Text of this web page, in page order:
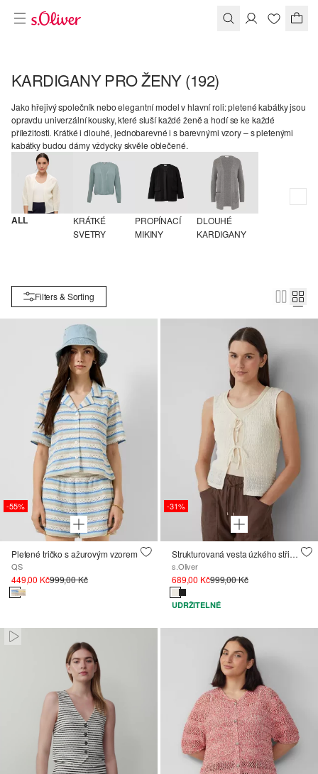
KARDIGANY PRO ŽENY(192)
Jako hřejivý společník nebo elegantní model v hlavní roli: pletené kabátky jsou
opravdu univerzální kousky, které sluší každé ženě a hodí se ke každé
příležitosti. Krátké i dlouhé, jednobarevné i s barevnými vzory – s pletenými
kabátky budou dámy vždycky skvěle oblečené.
ALL
KRÁTKÉ
SVETRY
PROPÍNACÍ
MIKINY
DLOUHÉ
KARDIGANY
Filters & Sorting
-55%
Pletené tričko s ažurovým vzorem
QS
449,00 Kč999,00 Kč
-31%
Strukturovaná vesta úzkého střihu z bavlněné směsi
s.Oliver
689,00 Kč999,00 Kč
UDRŽITELNÉ
Paused • Muted